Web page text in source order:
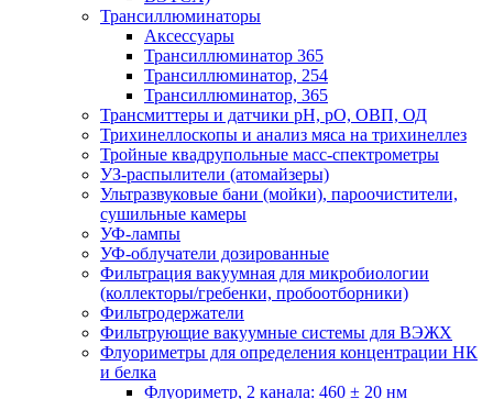
Трансиллюминаторы
Аксессуары
Трансиллюминатор 365
Трансиллюминатор, 254
Трансиллюминатор, 365
Трансмиттеры и датчики рН, рО, ОВП, ОД
Трихинеллоскопы и анализ мяса на трихинеллез
Тройные квадрупольные масс-спектрометры
УЗ-распылители (атомайзеры)
Ультразвуковые бани (мойки), пароочистители,
сушильные камеры
УФ-лампы
УФ-облучатели дозированные
Фильтрация вакуумная для микробиологии
(коллекторы/гребенки, пробоотборники)
Фильтродержатели
Фильтрующие вакуумные системы для ВЭЖХ
Флуориметры для определения концентрации НК
и белка
Флуориметр, 2 канала: 460 ± 20 нм